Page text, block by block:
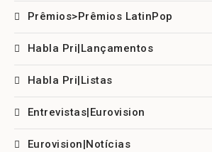
Prêmios>Prêmios LatinPop
Habla Pri|Lançamentos
Habla Pri|Listas
Entrevistas|Eurovision
Eurovision|Notícias